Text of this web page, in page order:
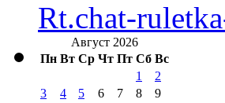
Rt.chat-
Август 2026
Пн Вт Ср Чт Пт Сб Вс
1
2
3
4 5 6 7 8
9